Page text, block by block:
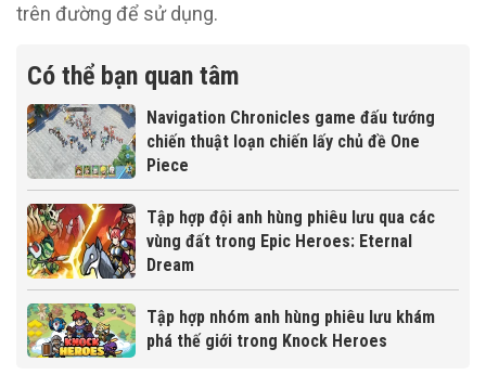
trên đường để sử dụng.
Có thể bạn quan tâm
Navigation Chronicles game đấu tướng
chiến thuật loạn chiến lấy chủ đề One
Piece
Tập hợp đội anh hùng phiêu lưu qua các
vùng đất trong Epic Heroes: Eternal
Dream
Tập hợp nhóm anh hùng phiêu lưu khám
phá thế giới trong Knock Heroes